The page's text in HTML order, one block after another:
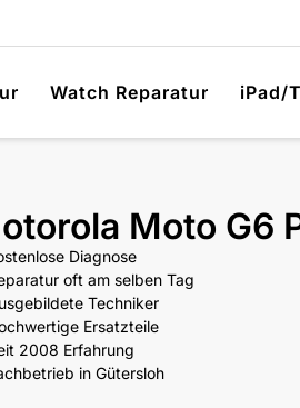
Watch Reparatur iPad/
Moto G6
Diagnose
oft am selben Tag
Techniker
Ersatzteile
2008 Erfahrung
in Gütersloh